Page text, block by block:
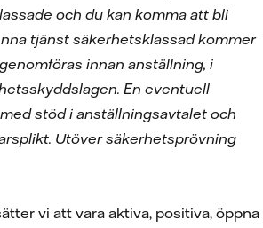
och du kan komma att bli
tjänst säkerhetsklassad kommer
innan anställning, i
En eventuell
stöd i anställningsavtalet och
Utöver säkerhetsprövning
vi att vara aktiva, positiva, öppna